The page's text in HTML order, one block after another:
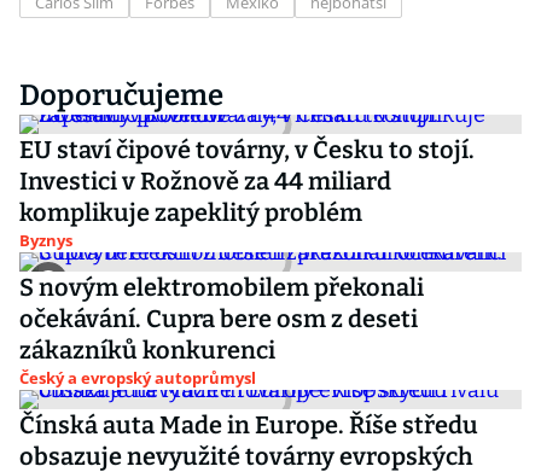
Doporučujeme
EU staví čipové továrny, v Česku to stojí.
Investici v Rožnově za 44 miliard
komplikuje zapeklitý problém
Byznys
S novým elektromobilem překonali
očekávání. Cupra bere osm z deseti
zákazníků konkurenci
Český a evropský autoprůmysl
Čínská auta Made in Europe. Říše středu
obsazuje nevyužité továrny evropských